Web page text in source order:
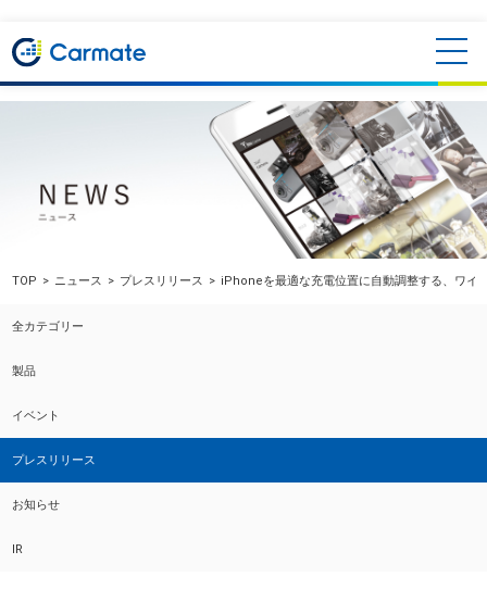
TOP ニュース プレスリリース iPhoneを最適な充電位置に自動調整する、ワイ
全カテゴリー
製品
イベント
プレスリリース
お知らせ
IR